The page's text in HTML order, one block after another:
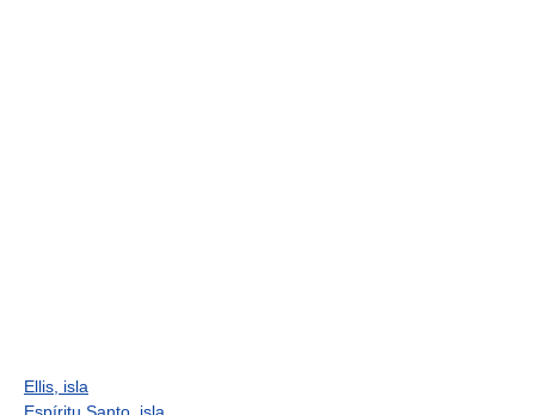
Ellis, isla